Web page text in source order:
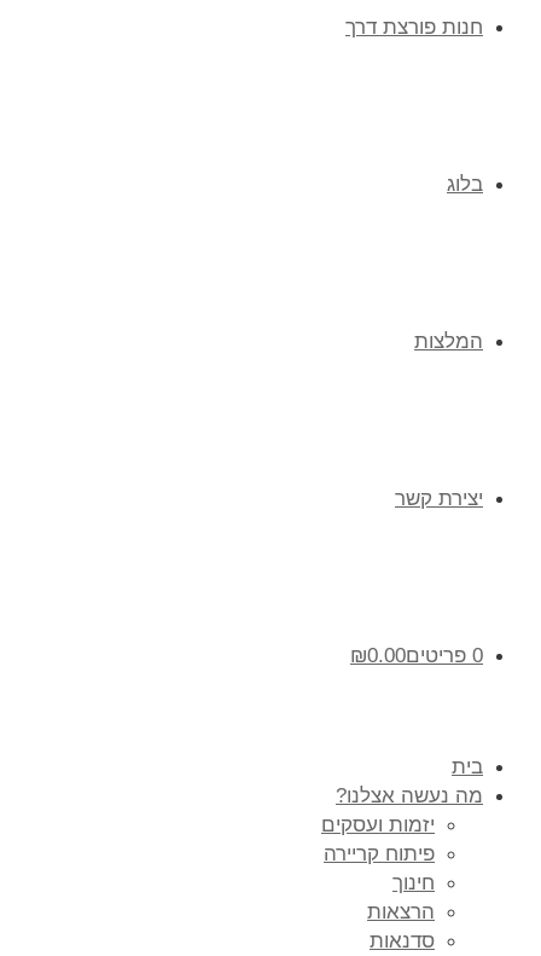
חנות פורצת דרך
בלוג
המלצות
יצירת קשר
0 פריטים ₪0.00
בית
מה נעשה אצלנו?
יזמות ועסקים
פיתוח קריירה
חינוך
הרצאות
סדנאות